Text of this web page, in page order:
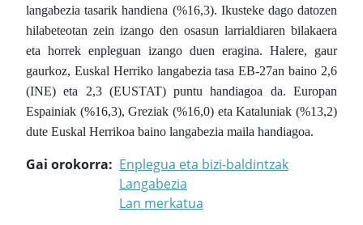
langabezia tasarik handiena (%16,3). Ikusteke dago datozen
hilabeteotan zein izango den osasun larrialdiaren bilakaera
eta horrek enpleguan izango duen eragina. Halere, gaur
gaurkoz, Euskal Herriko langabezia tasa EB-27an baino 2,6
(INE) eta 2,3 (EUSTAT) puntu handiagoa da. Europan
Espainiak (%16,3), Greziak (%16,0) eta Kataluniak (%13,2)
dute Euskal Herrikoa baino langabezia maila handiagoa.
Gai orokorra
Enplegua eta bizi-baldintzak
Langabezia
Lan merkatua